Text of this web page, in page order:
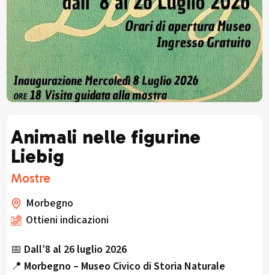
Animali nelle figurine
Liebig
Mostre
Morbegno
Ottieni indicazioni
📅 Dall’8 al 26 luglio 2026
📍 Morbegno – Museo Civico di Storia Naturale